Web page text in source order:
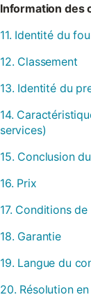
Information des
11. Identité du
12. Classement
13. Identité du
14.
services)
15. Conclusion
16. Prix
17. Conditions
18. Garantie
19. Langue du
20. Résolution